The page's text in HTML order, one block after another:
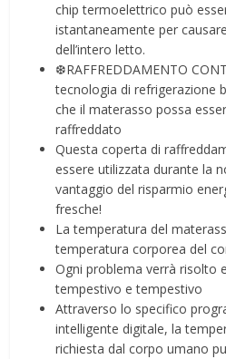
chip termoelettrico può
istantaneamente per
dell’intero letto.
❆RAFFREDDAMENTO
tecnologia di refrigerazione
che il materasso possa
raffreddato
Questa coperta di
essere utilizzata durante la
vantaggio del risparmio
fresche!
La temperatura del
temperatura corporea del
Ogni problema verrà risolto
tempestivo e tempestivo
Attraverso lo specifico
intelligente digitale, la
richiesta dal corpo umano